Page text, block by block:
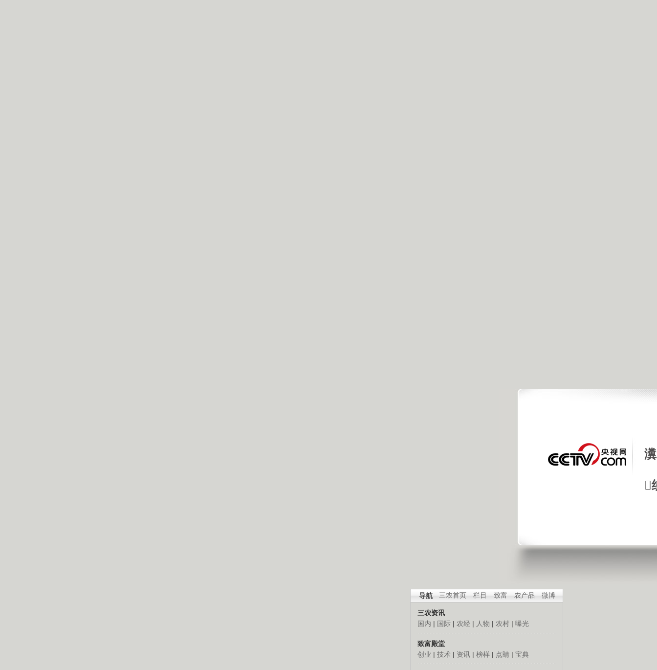

三农首页 栏目 致富 农产品 微博
导航
三农资讯
国内 | 国际 | 农经 | 人物 | 农村 | 曝光
致富殿堂
创业 | 技术 | 资讯 | 榜样 | 点睛 | 宝典